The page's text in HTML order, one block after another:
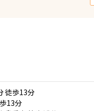
徒歩13分
13分